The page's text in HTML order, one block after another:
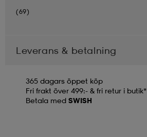
(69)
Leverans & betalning
365 dagars öppet köp
Fri frakt över 499:- & fri retur i butik*
Betala med SWISH